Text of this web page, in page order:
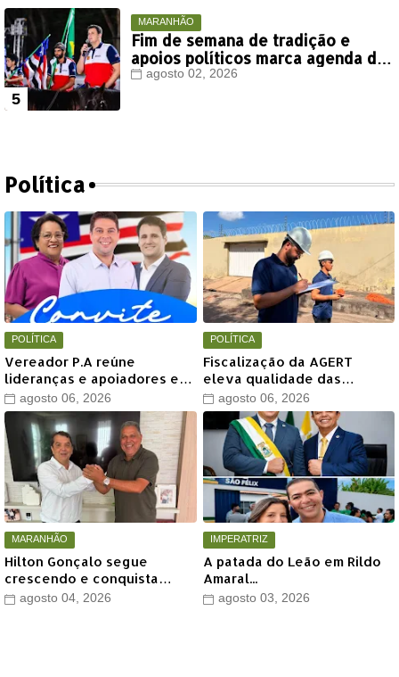
MARANHÃO
Fim de semana de tradição e
apoios políticos marca agenda de
Orleans Brandão em Colinas
agosto 02, 2026
Política
POLÍTICA
Vereador P.A reúne
lideranças e apoiadores em
grande encontro político
neste sábado em Timon
agosto 06, 2026
POLÍTICA
Fiscalização da AGERT
eleva qualidade das
recomposições asfálticas
realizadas pela Águas de
Timon
agosto 06, 2026
MARANHÃO
Hilton Gonçalo segue
crescendo e conquista
apoio do prefeito de Lago
agosto 04, 2026
IMPERATRIZ
A patada do Leão em Rildo
Amaral...
agosto 03, 2026